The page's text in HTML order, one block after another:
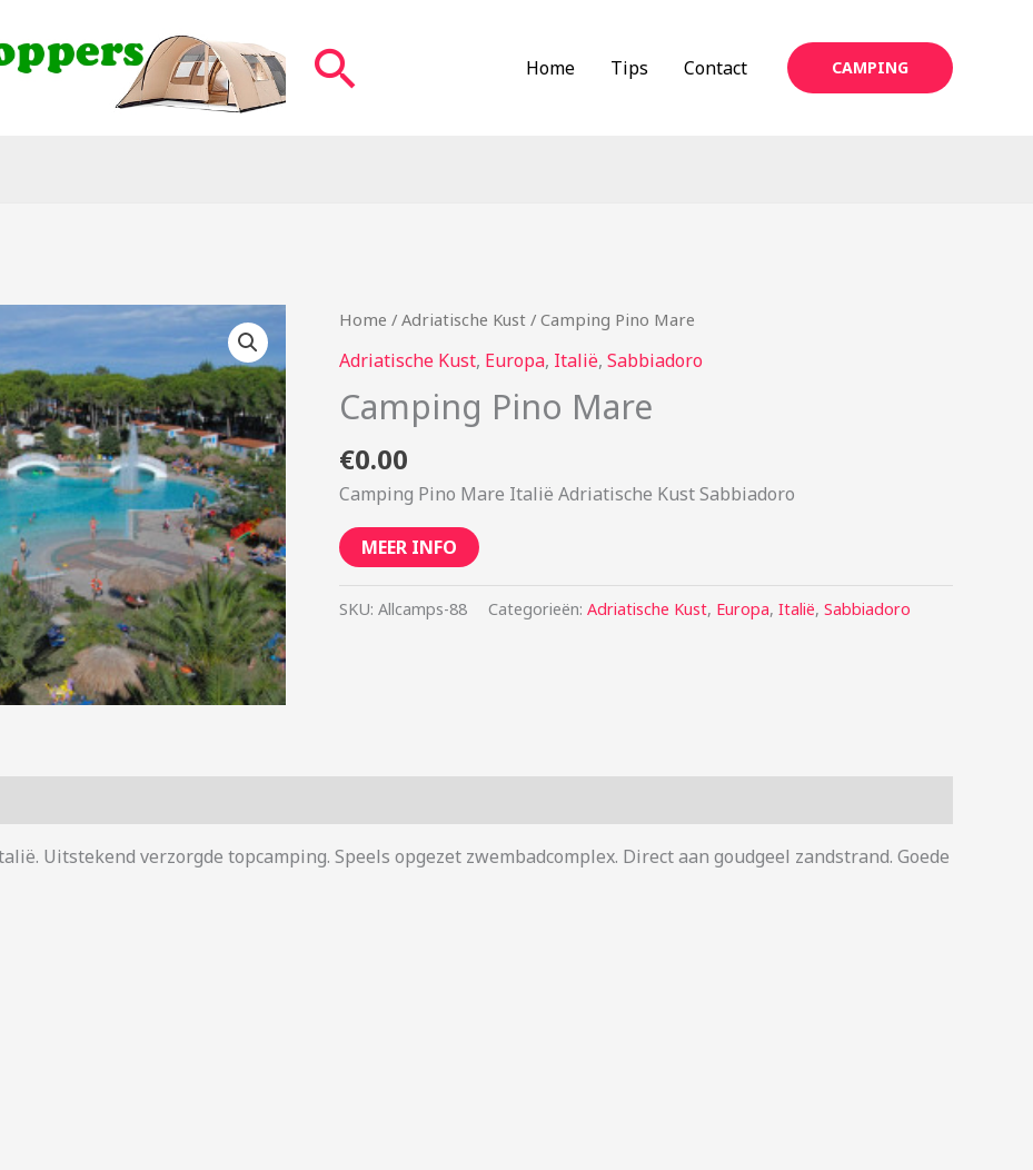
Zoeken Home Tips Contact CAMPING
Home / Adriatische Kust / Camping Pino Mare
Adriatische Kust, Europa, Italië, Sabbiadoro
Camping Pino Mare
€0.00
Camping Pino Mare Italië Adriatische Kust Sabbiadoro
MEER INFO
SKU: Allcamps-88 Categorieën: Adriatische Kust, Europa, Italië, Sabbiadoro
Uitstekend verzorgde topcamping. Speels opgezet zwembadcomplex. Direct aan goudgeel zandstrand. Goede